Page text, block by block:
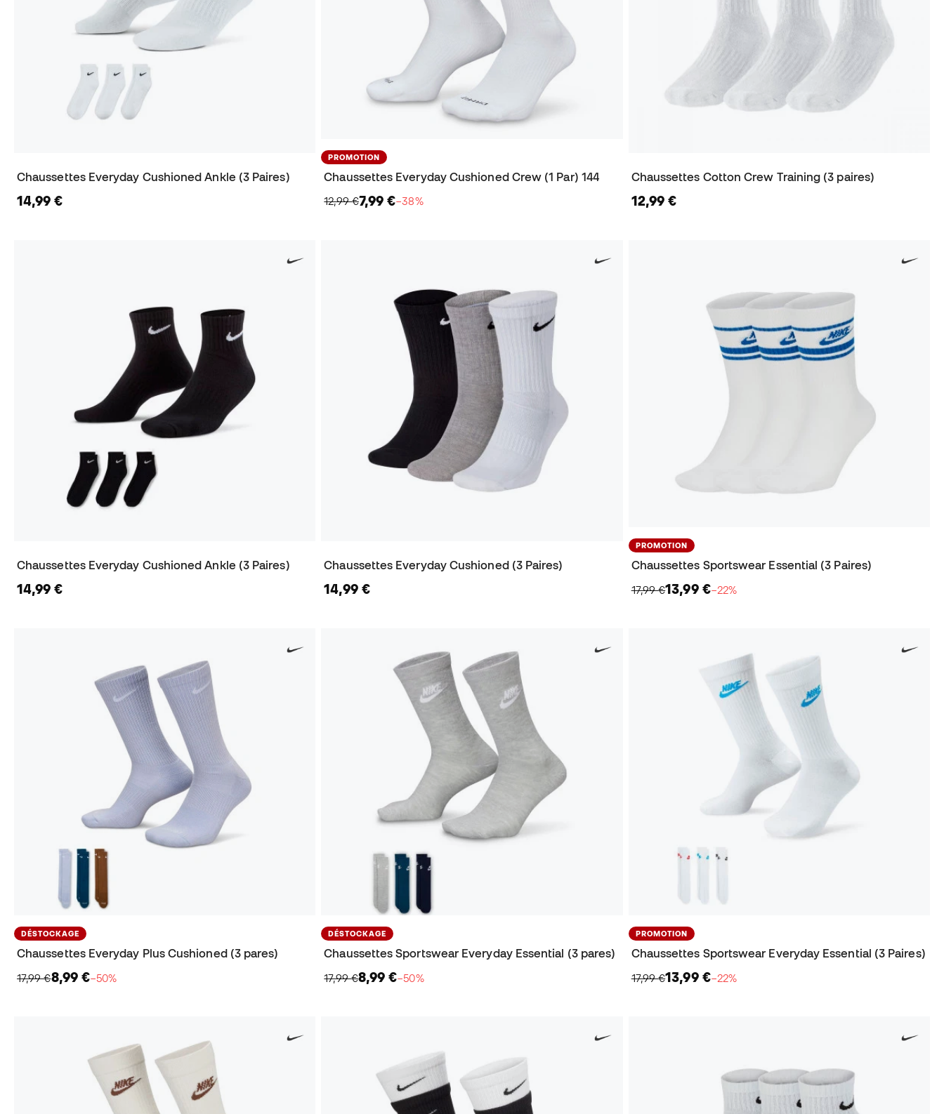
Chaussettes Everyday Cushioned Ankle (3 Paires)
14,99 €
PROMOTION
Chaussettes Everyday Cushioned Crew (1 Par) 144
12,99 €7,99 €−38%
Chaussettes Cotton Crew Training (3 paires)
12,99 €
Chaussettes Everyday Cushioned Ankle (3 Paires)
14,99 €
Chaussettes Everyday Cushioned (3 Paires)
14,99 €
PROMOTION
Chaussettes Sportswear Essential (3 Paires)
17,99 €13,99 €−22%
DÉSTOCKAGE
Chaussettes Everyday Plus Cushioned (3 pares)
17,99 €8,99 €−50%
DÉSTOCKAGE
Chaussettes Sportswear Everyday Essential (3 pares)
17,99 €8,99 €−50%
PROMOTION
Chaussettes Sportswear Everyday Essential (3 Paires)
17,99 €13,99 €−22%